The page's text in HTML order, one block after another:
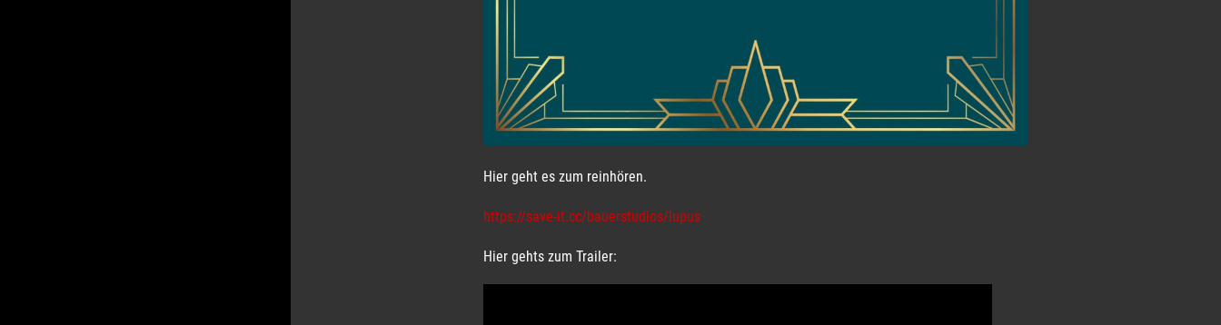
Hier geht es zum reinhören.
https://save-it.cc/bauerstudios/lupus
Hier gehts zum Trailer: